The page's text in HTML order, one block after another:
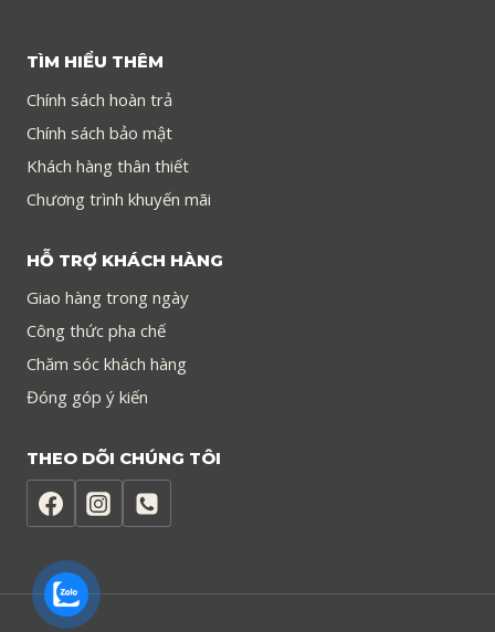
TÌM HIỂU THÊM
Chính sách hoàn trả
Chính sách bảo mật
Khách hàng thân thiết
Chương trình khuyến mãi
HỖ TRỢ KHÁCH HÀNG
Giao hàng trong ngày
Công thức pha chế
Chăm sóc khách hàng
Đóng góp ý kiến
THEO DÕI CHÚNG TÔI